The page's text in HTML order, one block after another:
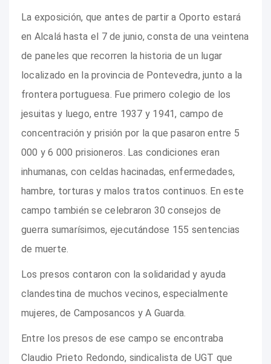
La exposición, que antes de partir a Oporto estará
en Alcalá hasta el 7 de junio, consta de una veintena
de paneles que recorren la historia de un lugar
localizado en la provincia de Pontevedra, junto a la
frontera portuguesa. Fue primero colegio de los
jesuitas y luego, entre 1937 y 1941, campo de
concentración y prisión por la que pasaron entre 5
000 y 6 000 prisioneros. Las condiciones eran
inhumanas, con celdas hacinadas, enfermedades,
hambre, torturas y malos tratos continuos. En este
campo también se celebraron 30 consejos de
guerra sumarísimos, ejecutándose 155 sentencias
de muerte.
Los presos contaron con la solidaridad y ayuda
clandestina de muchos vecinos, especialmente
mujeres, de Camposancos y A Guarda.
Entre los presos de ese campo se encontraba
Claudio Prieto Redondo, sindicalista de UGT que